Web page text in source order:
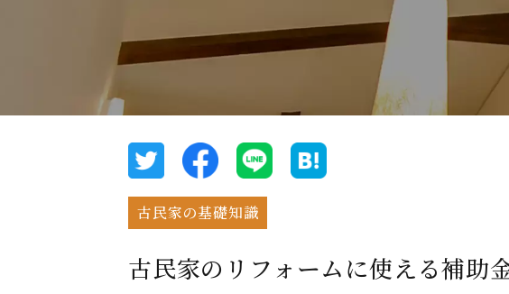
古民家の基礎知識
古民家のリフォームに使える補助